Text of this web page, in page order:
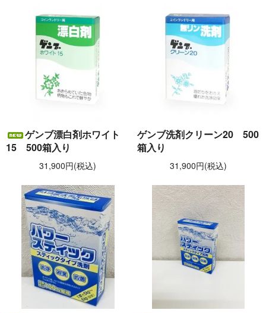
ゲンブ漂白剤ホワイト
15 500箱入り
31,900円(税込)
ゲンブ洗剤クリーン20 500
箱入り
31,900円(税込)